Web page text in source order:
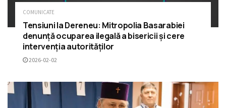
COMUNICATE
Tensiuni la Dereneu: Mitropolia Basarabiei
denunță ocuparea ilegală a bisericii și cere
intervenția autorităților
2026-02-02